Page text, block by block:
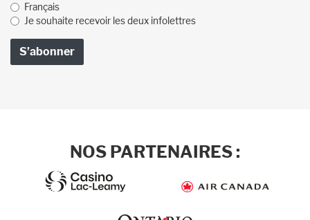
Français
Je souhaite recevoir les deux infolettres
NOS PARTENAIRES :